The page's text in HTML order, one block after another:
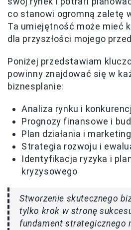
co stanowi ogromną zaletę
Ta umiejętność może mieć
dla przyszłości mojego
Poniżej przedstawiam
powinny znajdować się w
biznesplanie:
Analiza rynku i
Prognozy finansowe i
Plan działania i
Strategia rozwoju i
Identyfikacja ryzyka i
kryzysowego
Stworzenie skutecznego
tylko krok w stronę
fundament strategicznego